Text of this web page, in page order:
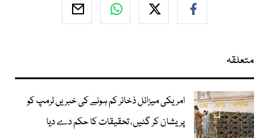
متعلقہ
امریکی میزائل ذخائر کم ہونے کی خبریں ٹرمپ کو
پریشان کر گئیں، تحقیقات کا حکم دے دیا